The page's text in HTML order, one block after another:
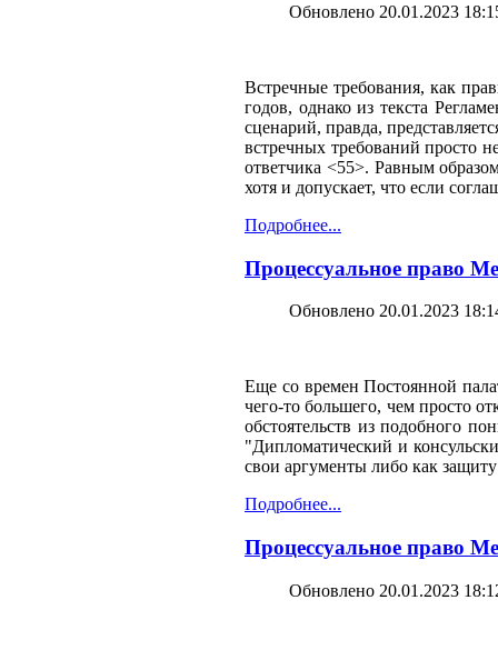
Обновлено 20.01.2023
Встречные требования, как
годов, однако из текста
сценарий, правда,
встречных требований просто
ответчика <55>. Равным
хотя и допускает, что если
Подробнее...
Процессуальное право
Обновлено 20.01.2023
Еще со времен Постоянной
чего-то большего, чем просто
обстоятельств из подобного
"Дипломатический и
свои аргументы либо как
Подробнее...
Процессуальное право
Обновлено 20.01.2023